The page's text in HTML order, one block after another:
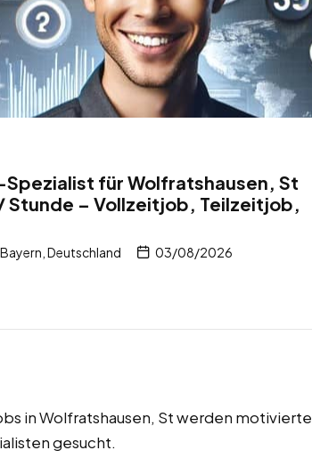
für Wolfratshausen, St
– Vollzeitjob, Teilzeitjob,
Deutschland 03/08/2026
in Wolfratshausen, St werden motivierte
gesucht.